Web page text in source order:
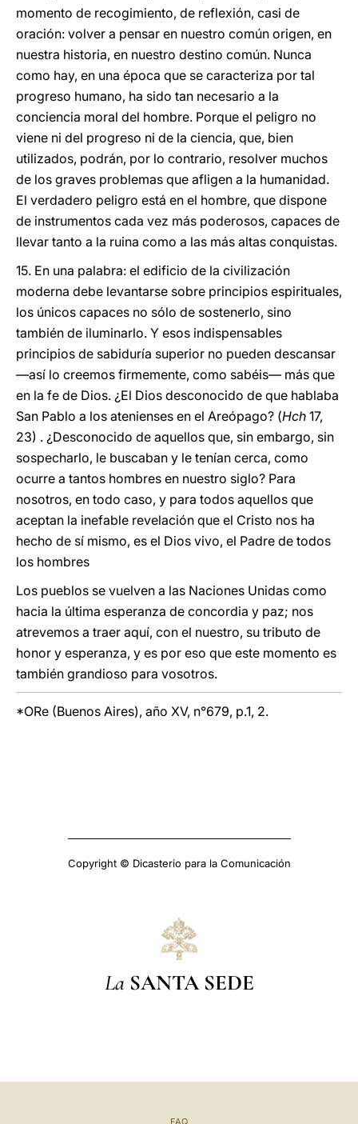
momento de recogimiento, de reflexión, casi de
oración: volver a pensar en nuestro común origen, en
nuestra historia, en nuestro destino común. Nunca
como hay, en una época que se caracteriza por tal
progreso humano, ha sido tan necesario a la
conciencia moral del hombre. Porque el peligro no
viene ni del progreso ni de la ciencia, que, bien
utilizados, podrán, por lo contrario, resolver muchos
de los graves problemas que afligen a la humanidad.
El verdadero peligro está en el hombre, que dispone
de instrumentos cada vez más poderosos, capaces de
llevar tanto a la ruina como a las más altas conquistas.
15. En una palabra: el edificio de la civilización
moderna debe levantarse sobre principios espirituales,
los únicos capaces no sólo de sostenerlo, sino
también de iluminarlo. Y esos indispensables
principios de sabiduría superior no pueden descansar
—así lo creemos firmemente, como sabéis— más que
en la fe de Dios. ¿El Dios desconocido de que hablaba
San Pablo a los atenienses en el Areópago? (Hch 17,
23) . ¿Desconocido de aquellos que, sin embargo, sin
sospecharlo, le buscaban y le tenían cerca, como
ocurre a tantos hombres en nuestro siglo? Para
nosotros, en todo caso, y para todos aquellos que
aceptan la inefable revelación que el Cristo nos ha
hecho de sí mismo, es el Dios vivo, el Padre de todos
los hombres
Los pueblos se vuelven a las Naciones Unidas como
hacia la última esperanza de concordia y paz; nos
atrevemos a traer aquí, con el nuestro, su tributo de
honor y esperanza, y es por eso que este momento es
también grandioso para vosotros.
*ORe (Buenos Aires), año XV, n°679, p.1, 2.
Copyright © Dicasterio para la Comunicación
La SANTA SEDE
FAQ